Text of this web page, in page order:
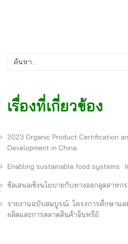
เรื่องที่เกี่ยวข้อง
2023 Organic Product Certification
Development in China
Enabling sustainable food systems :
ข้อเสนอเชิงนโยบายกับทางออกอุตสาหก
รายงานฉบับสมบูรณ์: โครงการศึกษาแ
ผลิตและการตลาดสินค้าอินทรีย์